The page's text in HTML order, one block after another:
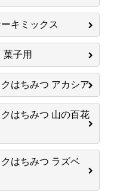
キミックス
菓子用
はちみつ アカシア
はちみつ 山の百花
はちみつ ラズベ